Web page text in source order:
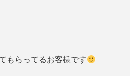
もらってるお客様です